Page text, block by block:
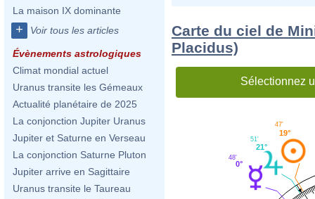
La maison IX dominante
+ Voir tous les articles
Évènements astrologiques
Climat mondial actuel
Uranus transite les Gémeaux
Actualité planétaire de 2025
La conjonction Jupiter Uranus
Jupiter et Saturne en Verseau
La conjonction Saturne Pluton
Jupiter arrive en Sagittaire
Uranus transite le Taureau
Carte du ciel de
Placidus)
Sélectionnez
19°
47'
21°
51'
0°
48'